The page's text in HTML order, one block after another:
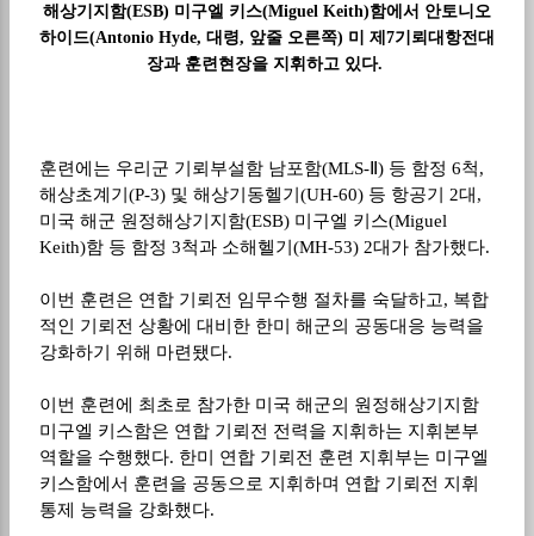
해상기지함(ESB) 미구엘 키스(Miguel Keith)함에서 안토니오
하이드(Antonio Hyde, 대령, 앞줄 오른쪽) 미 제7기뢰대항전대
장과 훈련현장을 지휘하고 있다.
훈련에는 우리군 기뢰부설함 남포함(MLS-Ⅱ) 등 함정 6척,
해상초계기 (P-3) 및 해상기동헬기 (UH-60) 등 항공기 2대 ,
미국 해군 원정해상기지함(ESB) 미구엘 키스(Miguel
Keith)함 등 함정 3척과 소해헬기 (MH-53) 2대가 참가했다.
이번 훈련은 연합 기뢰전 임무수행 절차를 숙달하고, 복합
적인 기뢰전 상황에 대비한 한미 해군의 공동대응 능력을
강화하기 위해 마련됐다.
이번 훈련에 최초로 참가한 미국 해군의 원정해상기지함
미구엘 키스함은 연합 기뢰전 전력을 지휘하는 지휘본부
역할을 수행했다. 한미 연합 기뢰전 훈련 지휘부는 미구엘
키스함에서 훈련을 공동으로 지휘하며 연합 기뢰전 지휘
통제 능력을 강화했다.